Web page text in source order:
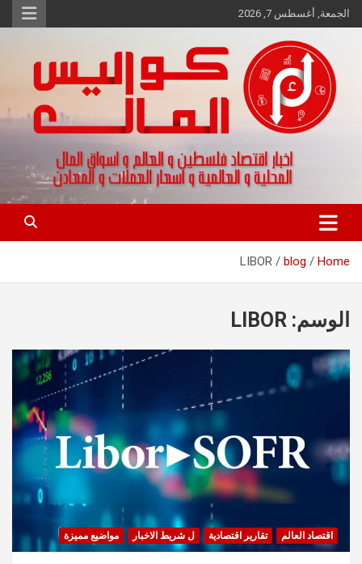
Skip
to
الجمعة, أغسطس 7, 2026
كواليس المال
اخبار اقتصاد فلسطين و العالم و تقارير اسواق المال و العملات
Home
blog
LIBOR
الوسم: LIBOR
اقتصاد العالم تقارير اقتصادية ل شريط الاخبار مواضيع مميزة